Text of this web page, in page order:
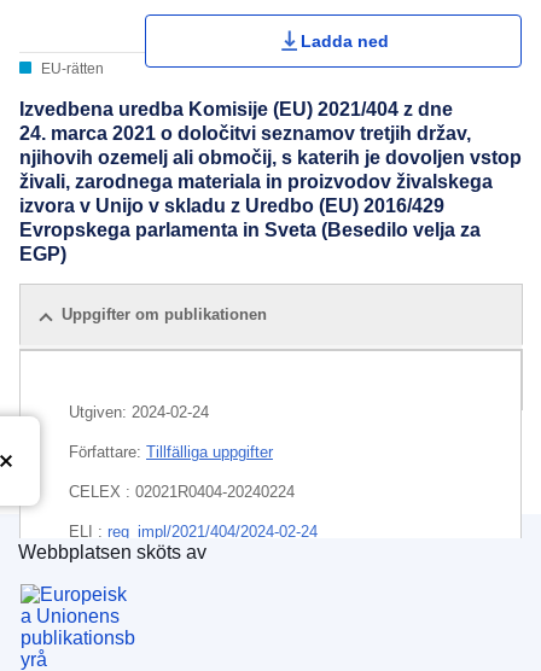
EU-rätten
Ladda ned
Izvedbena uredba Komisije (EU) 2021/404 z dne
24. marca 2021 o določitvi seznamov tretjih držav,
njihovih ozemelj ali območij, s katerih je dovoljen vstop
živali, zarodnega materiala in proizvodov živalskega
izvora v Unijo v skladu z Uredbo (EU) 2016/429
Evropskega parlamenta in Sveta (Besedilo velja za
EGP)
Uppgifter om publikationen
Utgiven: 2024-02-24
Författare: Tillfälliga uppgifter
CELEX : 02021R0404-20240224
ELI : reg_impl/2021/404/2024-02-24
EDITION : c31aee50-d5ab-11ee-b9d9-01aa75ed71a1
EDITION : 7d204173-a9b3-11ee-b164-01aa75ed71a1
Europeiska unionens publikationsbyrå
Webbplatsen sköts av